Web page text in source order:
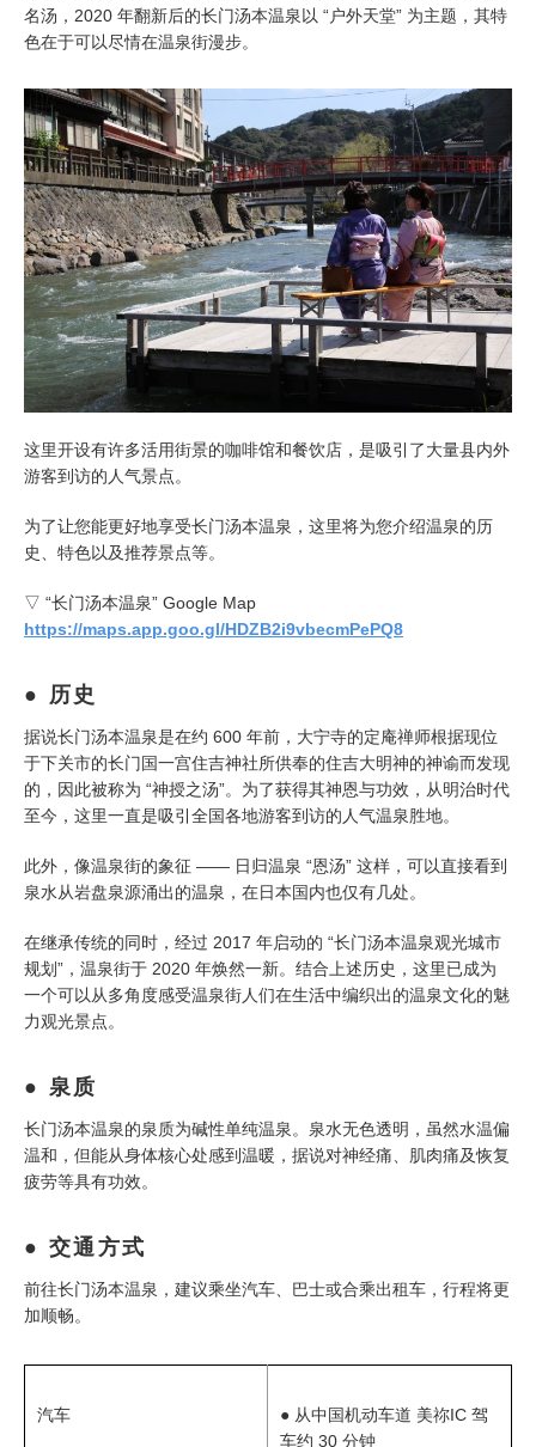
名汤，2020 年翻新后的长门汤本温泉以 “户外天堂” 为主题，其特
色在于可以尽情在温泉街漫步。
这里开设有许多活用街景的咖啡馆和餐饮店，是吸引了大量县内外
游客到访的人气景点。
为了让您能更好地享受长门汤本温泉，这里将为您介绍温泉的历
史、特色以及推荐景点等。
▽ “长门汤本温泉” Google Map
https://maps.app.goo.gl/HDZB2i9vbecmPePQ8
历史
据说长门汤本温泉是在约 600 年前，大宁寺的定庵禅师根据现位
于下关市的长门国一宫住吉神社所供奉的住吉大明神的神谕而发现
的，因此被称为 “神授之汤”。为了获得其神恩与功效，从明治时代
至今，这里一直是吸引全国各地游客到访的人气温泉胜地。
此外，像温泉街的象征 —— 日归温泉 “恩汤” 这样，可以直接看到
泉水从岩盘泉源涌出的温泉，在日本国内也仅有几处。
在继承传统的同时，经过 2017 年启动的 “长门汤本温泉观光城市
规划”，温泉街于 2020 年焕然一新。结合上述历史，这里已成为
一个可以从多角度感受温泉街人们在生活中编织出的温泉文化的魅
力观光景点。
泉质
长门汤本温泉的泉质为碱性单纯温泉。泉水无色透明，虽然水温偏
温和，但能从身体核心处感到温暖，据说对神经痛、肌肉痛及恢复
疲劳等具有功效。
交通方式
前往长门汤本温泉，建议乘坐汽车、巴士或合乘出租车，行程将更
加顺畅。
汽车
● 从中国机动车道 美祢IC 驾
车约 30 分钟